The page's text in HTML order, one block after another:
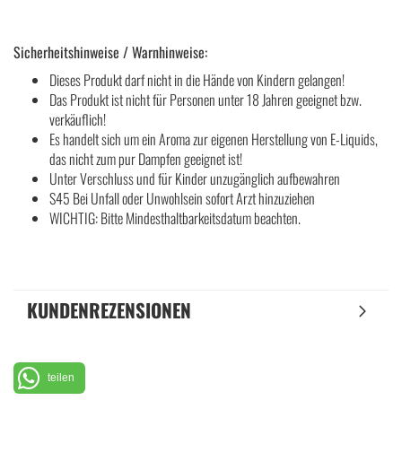
Sicherheitshinweise / Warnhinweise:
Dieses Produkt darf nicht in die Hände von Kindern gelangen!
Das Produkt ist nicht für Personen unter 18 Jahren geeignet bzw.
verkäuflich!
Es handelt sich um ein Aroma zur eigenen Herstellung von E-Liquids,
das nicht zum pur Dampfen geeignet ist!
Unter Verschluss und für Kinder unzugänglich aufbewahren
S45 Bei Unfall oder Unwohlsein sofort Arzt hinzuziehen
WICHTIG: Bitte Mindesthaltbarkeitsdatum beachten.
KUNDENREZENSIONEN
teilen